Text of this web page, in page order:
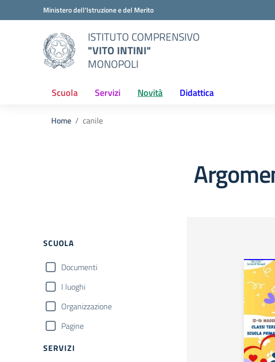
Vai ai contenuti
Vai al menu di navigazioneMinistero dell'Istruzione e del Merito
ISTITUTO COMPRENSIVO
"VITO INTINI"
MONOPOLI
Scuola Servizi Novità Didattica
Home canile
Filtri
SCUOLA
Documenti
I luoghi
Organizzazione
Pagine
SERVIZI